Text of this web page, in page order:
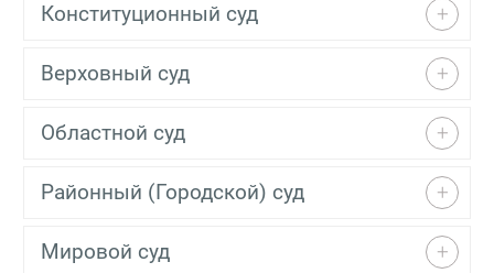
Конституционный суд
Верховный суд
Областной суд
Районный (Городской) суд
Мировой суд